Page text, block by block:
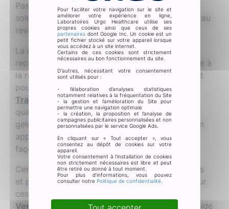
Pas de panique, nous avons développé des
solutions efficaces et faciles à utiliser pour dire au
revoir aux verrues sous le pied.
La cryothérapie (traitement par le froid) est
reconnue depuis longtemps pour brûler la verrue à
la racine et contribuer à sa guérison totale. C’est
pour cela que nous proposons
URGO Verrues,
Traitement par cryothérapiequi délivre la
quantité adaptée à la taille de la verrue pour la
geler directement au cœur. Elle se compose d’un
applicateur transparent pour cibler la lésion de
façon précise.
Certaines verrues sont plus tenaces que d’autres
et persistent malgré tous les efforts fournis. Pour
ces colocataires récalcitrantes, il existe
Verrues résistantes, stylo: la puissance de l’acide
Pour faciliter votre navigation sur le site et
améliorer votre expérience en ligne,
Laboratoires Urgo Healthcare utilise ses
propres cookies ainsi que ceux de ses
partenaires dont Google Inc. Un cookie est un
petit fichier stocké sur votre appareil lorsque
vous accédez à un site internet.
Certains de ces cookies sont strictement
nécessaires au bon fonctionnement du site.
D'autres, nécessitant votre consentement
sont utilisés pour :
- l’élaboration d’analyses statistiques
notamment relatives à la fréquentation du Site
- la gestion et l’amélioration du Site pour
permettre une navigation optimale
- la création, la proposition et l’analyse de
campagnes publicitaires personnalisées et non
personnalisées par le service Google Ads.
En cliquant sur « Tout accepter », vous
consentez au dépôt de cookies sur votre
appareil.
Votre consentement à l'installation de cookies
non strictement nécessaires est libre et peut
être retiré ou donné à tout moment.
Pour plus d’informations, vous pouvez
consulter notre Politique de confidentialité